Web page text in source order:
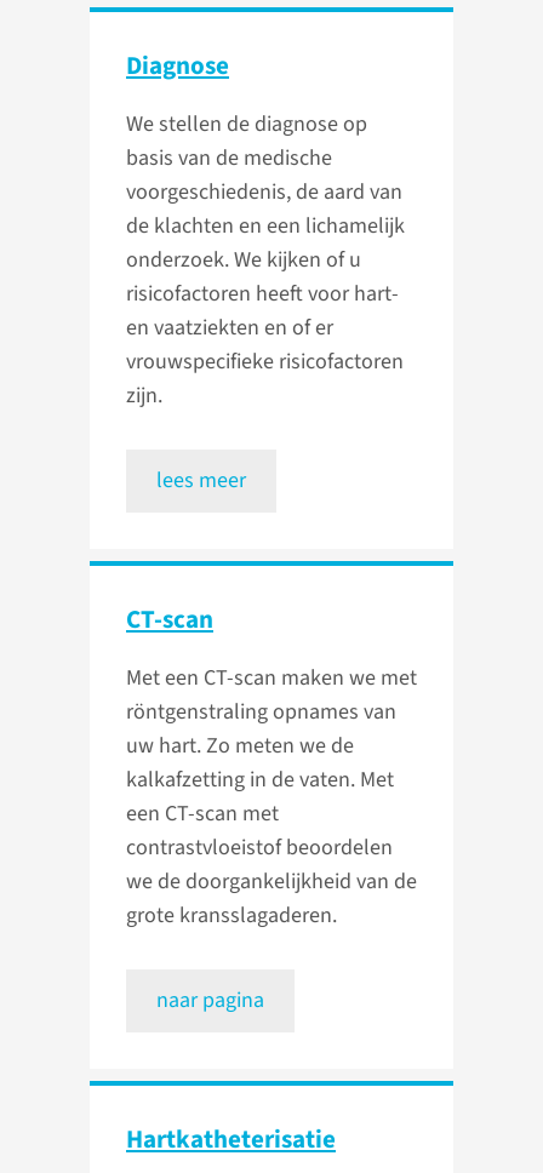
Diagnose
We stellen de diagnose op
basis van de medische
voorgeschiedenis, de aard van
de klachten en een lichamelijk
onderzoek. We kijken of u
risicofactoren heeft voor hart-
en vaatziekten en of er
vrouwspecifieke risicofactoren
zijn.
lees meer
CT-scan
Met een CT-scan maken we met
röntgenstraling opnames van
uw hart. Zo meten we de
kalkafzetting in de vaten. Met
een CT-scan met
contrastvloeistof beoordelen
we de doorgankelijkheid van de
grote kransslagaderen.
naar pagina
Hart­katheterisatie